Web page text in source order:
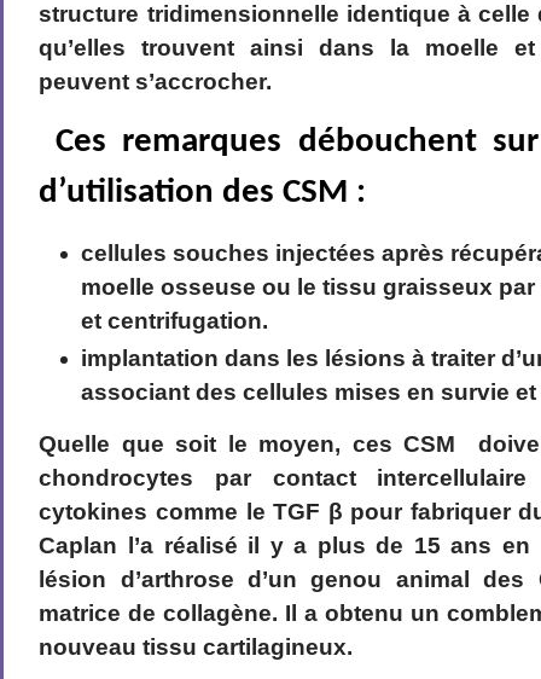
structure tridimensionnelle identique à celle
qu’elles trouvent ainsi dans la moelle
peuvent s’accrocher.
Ces remarques débouchent
d’utilisation des CSM :
cellules souches injectées après
moelle osseuse ou le tissu graisseux
et centrifugation.
implantation dans les lésions à traiter
associant des cellules mises en survie
Quelle que soit le moyen, ces CSM
chondrocytes par contact
cytokines comme le TGF β pour fabriquer
Caplan l’a réalisé il y a plus de 15 ans en
lésion d’arthrose d’un genou animal
matrice de collagène. Il a obtenu un
nouveau tissu cartilagineux.